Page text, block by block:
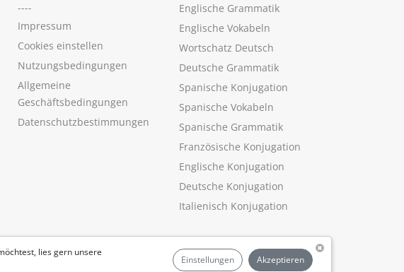
lies gern unsere
Einstellungen Akzeptieren
----
Impressum
Cookies einstellen
Nutzungsbedingungen
Allgemeine
Geschäftsbedingungen
Datenschutzbestimmungen
Englische Grammatik
Englische Vokabeln
Wortschatz Deutsch
Deutsche Grammatik
Spanische Konjugation
Spanische Vokabeln
Spanische Grammatik
Französische Konjugation
Englische Konjugation
Deutsche Konjugation
Italienisch Konjugation